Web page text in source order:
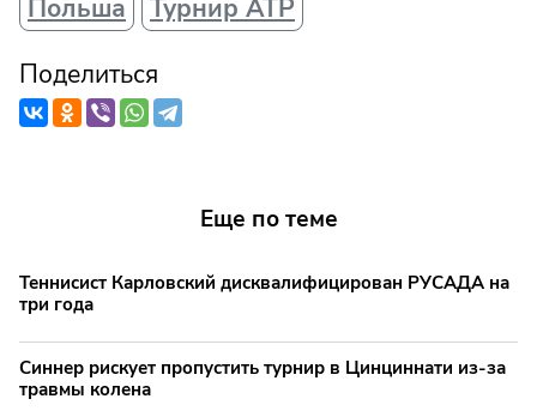
Польша
Турнир АТР
Поделиться
Еще по теме
Теннисист Карловский дисквалифицирован РУСАДА на
три года
Синнер рискует пропустить турнир в Цинциннати из-за
травмы колена